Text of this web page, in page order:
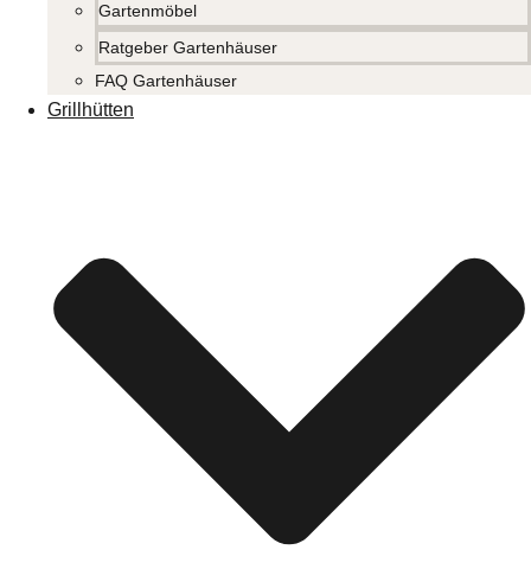
Gartenmöbel
Ratgeber Gartenhäuser
FAQ Gartenhäuser
Grillhütten